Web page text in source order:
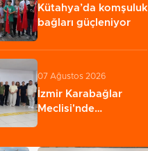
Kütahya’da komşuluk
bağları güçleniyor
07 Ağustos 2026
İzmir Karabağlar
Meclisi'nde